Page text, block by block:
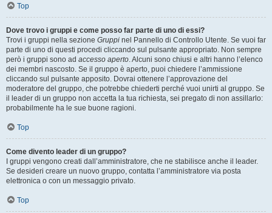
Top
Dove trovo i gruppi e come posso far parte di uno di essi?
Trovi i gruppi nella sezione Gruppi nel Pannello di Controllo Utente. Se vuoi far
parte di uno di questi procedi cliccando sul pulsante appropriato. Non sempre
però i gruppi sono ad accesso aperto. Alcuni sono chiusi e altri hanno l’elenco
dei membri nascosto. Se il gruppo è aperto, puoi chiedere l’ammissione
cliccando sul pulsante apposito. Dovrai ottenere l’approvazione del
moderatore del gruppo, che potrebbe chiederti perché vuoi unirti al gruppo. Se
il leader di un gruppo non accetta la tua richiesta, sei pregato di non assillarlo:
probabilmente ha le sue buone ragioni.
Top
Come divento leader di un gruppo?
I gruppi vengono creati dall’amministratore, che ne stabilisce anche il leader.
Se desideri creare un nuovo gruppo, contatta l’amministratore via posta
elettronica o con un messaggio privato.
Top